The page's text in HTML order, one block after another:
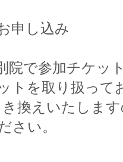
申し込み
院で参加チケッ
トを取り扱って
換えいたしま
さい。